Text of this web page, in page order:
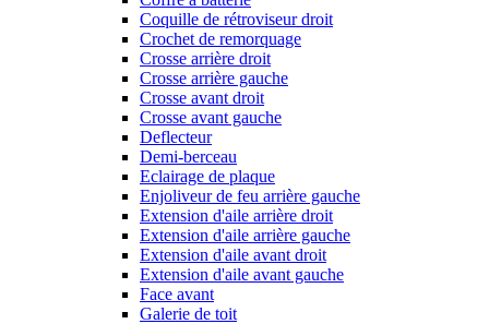
Coquille de rétroviseur droit
Crochet de remorquage
Crosse arrière droit
Crosse arrière gauche
Crosse avant droit
Crosse avant gauche
Deflecteur
Demi-berceau
Eclairage de plaque
Enjoliveur de feu arrière gauche
Extension d'aile arrière droit
Extension d'aile arrière gauche
Extension d'aile avant droit
Extension d'aile avant gauche
Face avant
Galerie de toit